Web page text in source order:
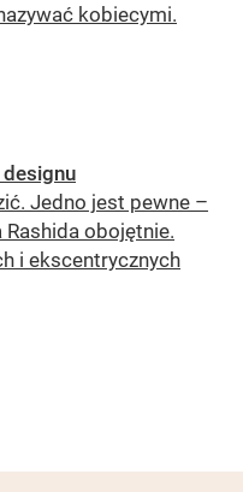
kobiecymi.
Jedno jest pewne –
obojętnie.
i ekscentrycznych